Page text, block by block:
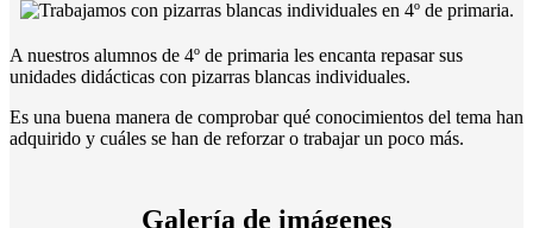
A nuestros alumnos de 4º de primaria les encanta repasar sus
unidades didácticas con pizarras blancas individuales.
Es una buena manera de comprobar qué conocimientos del tema han
adquirido y cuáles se han de reforzar o trabajar un poco más.
Galería de imágenes